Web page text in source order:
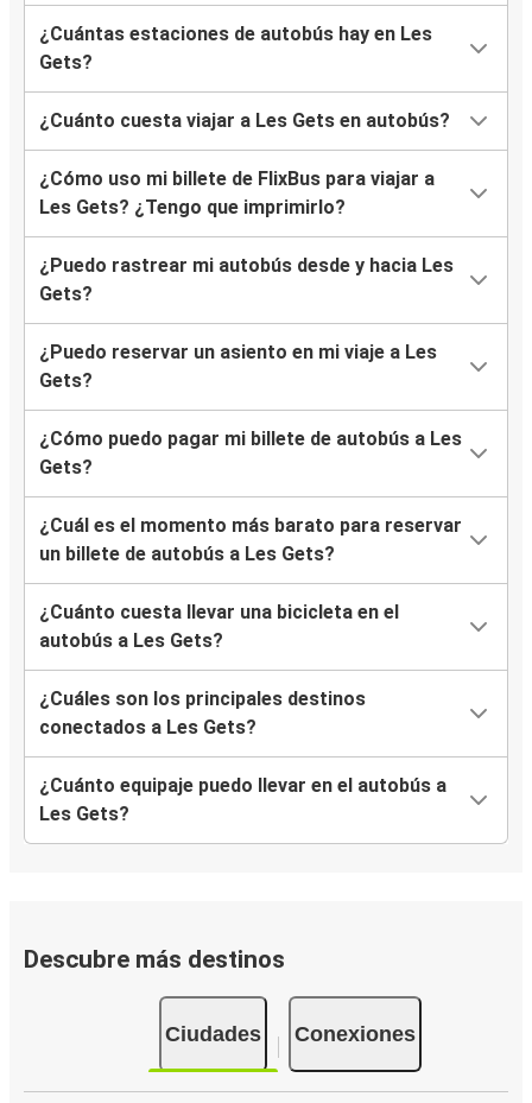
¿Cuántas estaciones de autobús hay en Les
Gets?
¿Cuánto cuesta viajar a Les Gets en autobús?
¿Cómo uso mi billete de FlixBus para viajar a
Les Gets? ¿Tengo que imprimirlo?
¿Puedo rastrear mi autobús desde y hacia Les
Gets?
¿Puedo reservar un asiento en mi viaje a Les
Gets?
¿Cómo puedo pagar mi billete de autobús a Les
Gets?
¿Cuál es el momento más barato para reservar
un billete de autobús a Les Gets?
¿Cuánto cuesta llevar una bicicleta en el
autobús a Les Gets?
¿Cuáles son los principales destinos
conectados a Les Gets?
¿Cuánto equipaje puedo llevar en el autobús a
Les Gets?
Descubre más destinos
Ciudades Conexiones